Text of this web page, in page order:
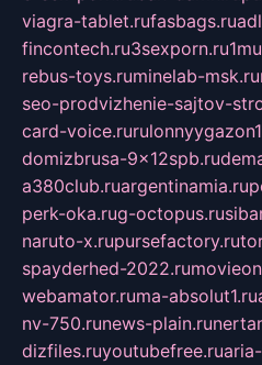
viagra-tablet.rufasbags.ru
fincontech.ru3sexporn.ru
rebus-toys.ruminelab-msk.ru
seo-prodvizhenie-sajtov-
card-voice.ru
domizbrusa-9x12spb.ru
a380club.ruargentinamia.ru
perk-oka.rug-octopus.ru
naruto-x.rupursefactory.ru
spayderhed-2022.ru
webamator.ruma-absolut1.ru
nv-750.runews-plain.ru
dizfiles.ruyoutubefree.ru